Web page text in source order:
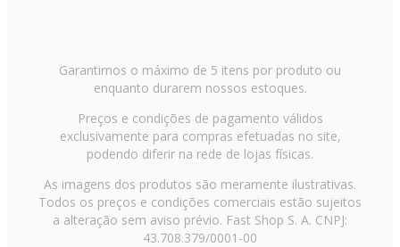
Garantimos o máximo de 5 itens por produto ou
enquanto durarem nossos estoques.
Preços e condições de pagamento válidos
exclusivamente para compras efetuadas no site,
podendo diferir na rede de lojas físicas.
As imagens dos produtos são meramente ilustrativas.
Todos os preços e condições comerciais estão sujeitos
a alteração sem aviso prévio. Fast Shop S. A. CNPJ:
43.708.379/0001-00